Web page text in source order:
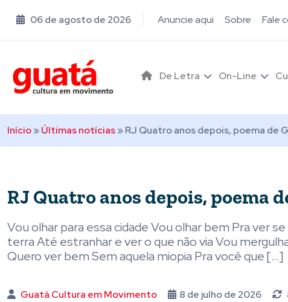
06 de agosto de 2026 Anuncie aqui Sobre Fale
De Letra On-Line
Início»Últimas notícias»RJ Quatro anos depois, poema de
RJ Quatro anos depois, poema
Vou olhar para essa cidade Vou olhar bem Pra ver
terra Até estranhar e ver o que não via Vou
Quero ver bem Sem aquela miopia Pra você que […]
Guatá Cultura em Movimento 8 de julho de 2026